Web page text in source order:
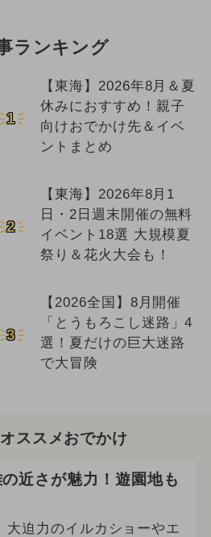
ランキング
1
【東海】2026年8月＆夏
休みにおすすめ！親子
向けおでかけ先＆イベ
ントまとめ
2
【東海】2026年8月1
日・2日週末開催の無料
イベント18選 大規模夏
祭り＆花火大会も！
3
【2026全国】8月開催
「とうもろこし迷路」4
選！夏だけの巨大迷路
で大冒険
ススメおでかけ
近さが魅力！遊園地も
大迫力のイルカショーやエ